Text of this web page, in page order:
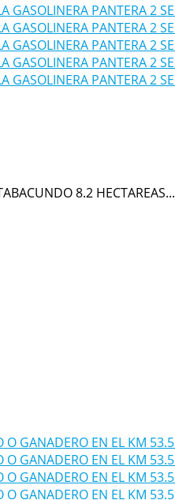
8.2 HECTAREAS...